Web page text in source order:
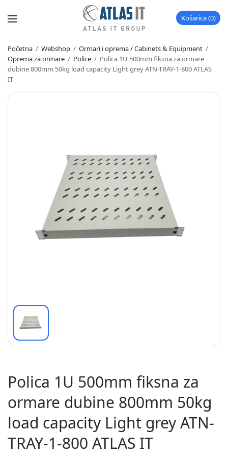
Košarica 0
Početna / Webshop / Ormari i oprema / Cabinets & Equipment /
Oprema za ormare / Police / Polica 1U 500mm fiksna za ormare
dubine 800mm 50kg load capacity Light grey ATN-TRAY-1-800 ATLAS
IT
Polica 1U 500mm fiksna za
ormare dubine 800mm 50kg
load capacity Light grey ATN-
TRAY-1-800 ATLAS IT